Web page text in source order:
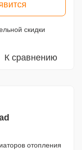
скидки
К сравнению
отопления